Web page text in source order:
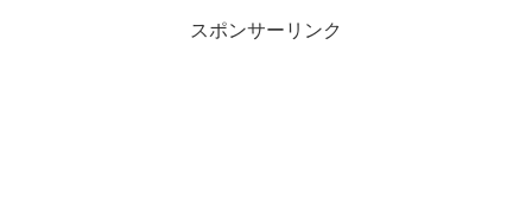
スポンサーリンク